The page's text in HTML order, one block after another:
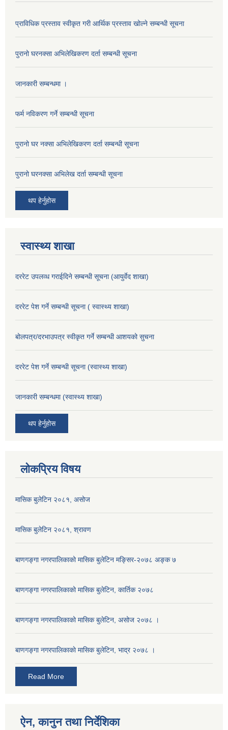
प्राविधिक प्रस्ताव स्वीकृत गरी आर्थिक प्रस्ताव खोल्ने सम्बन्धी सूचना
पुरानो घरनक्सा अभिलेखिकरण दर्ता सम्बन्धी सूचना
जानकारी सम्बन्धमा ।
फर्म नविकरण गर्ने सम्बन्धी सूचना
पुरानो घर नक्सा अभिलेखिकरण दर्ता सम्बन्धी सूचना
पुरानो घरनक्सा अभिलेख दर्ता सम्बन्धी सूचना
थप हेर्नुहोस
स्वास्थ्य शाखा
दररेट उपलव्ध गराईदिने सम्बन्धी सूचना (आयुर्वेद शाखा)
दररेट पेश गर्ने सम्बन्धी सूचना ( स्वास्थ्य शाखा)
बोलपत्र/दरभाउपत्र स्वीकृत गर्ने सम्बन्धी आशयको सुचना
दररेट पेश गर्ने सम्बन्धी सूचना (स्वास्थ्य शाखा)
जानकारी सम्बन्धमा (स्वास्थ्य शाखा)
थप हेर्नुहोस
लोकप्रिय विषय
मासिक बुलेटिन २०८१, असोज
मासिक बुलेटिन २०८१, श्रावण
बाणगङ्गा नगरपालिकाको मासिक बुलेटिन मङ्सिर-२०७८ अङ्क ७
बाणगङ्गा नगरपालिकाको मासिक बुलेटिन, कार्तिक २०७८
बाणगङ्गा नगरपालिकाको मासिक बुलेटिन, असोज २०७८ ।
बाणगङ्गा नगरपालिकाकाे मासिक बुलेटिन, भाद्र २०७८ ।
Read More
ऐन, कानुन तथा निर्देशिका